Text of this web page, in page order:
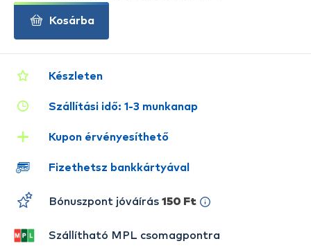
Készleten
Szállítási idő: 1-3 munkanap
Kupon érvényesíthető
Fizethetsz bankkártyával
Bónuszpont jóváírás 150 Ft
Szállítható MPL csomagpontra
Kosárba